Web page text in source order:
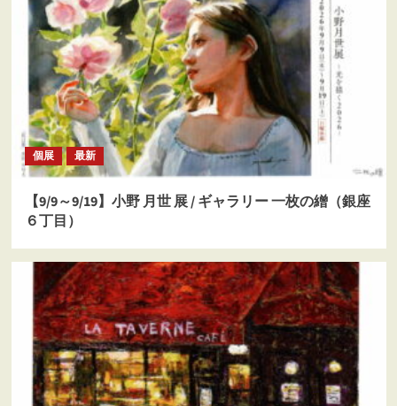
個展 最新
【9/9～9/19】小野 月世 展 / ギャラリー 一枚の繒（銀座
６丁目）